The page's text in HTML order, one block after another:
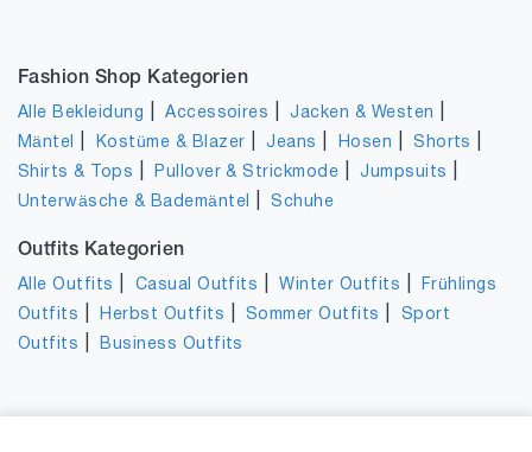
Fashion Shop Kategorien
Alle Bekleidung |Accessoires |Jacken & Westen
Mäntel Kostüme & Blazer |Jeans Hosen |Shorts
Shirts & Tops Pullover & Strickmode |Jumpsuits
Unterwäsche & Bademäntel |Schuhe
Outfits Kategorien
Alle Outfits Casual Outfits |Winter Outfits
Frühlings
Outfits
Herbst Outfits Sommer Outfits
Sport
Outfits
Business Outfits